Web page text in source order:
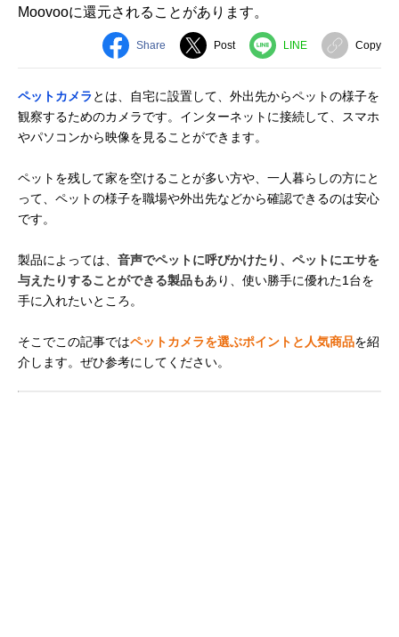
Moovooに還元されることがあります。
Share Post LINE Copy
ペットカメラとは、自宅に設置して、外出先からペットの様子を
観察するためのカメラです。インターネットに接続して、スマホ
やパソコンから映像を見ることができます。
ペットを残して家を空けることが多い方や、一人暮らしの方にと
って、ペットの様子を職場や外出先などから確認できるのは安心
です。
製品によっては、 音声でペットに呼びかけたり、ペットにエサを
与えたりすることができる製品もあり、使い勝手に優れた1台を
手に入れたいところ。
そこでこの記事ではペットカメラを選ぶポイントと人気商品を紹
介します。ぜひ参考にしてください。